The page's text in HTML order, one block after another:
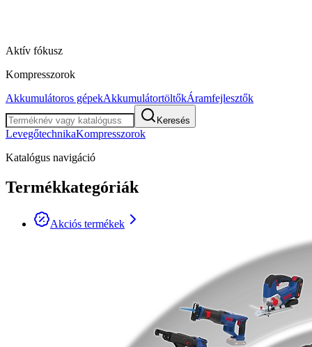
Aktív fókusz
Kompresszorok
Akkumulátoros gépekAkkumulátortöltőkÁramfejlesztők
Keresés
LevegőtechnikaKompresszorok
Katalógus navigáció
Termékkategóriák
Akciós termékek